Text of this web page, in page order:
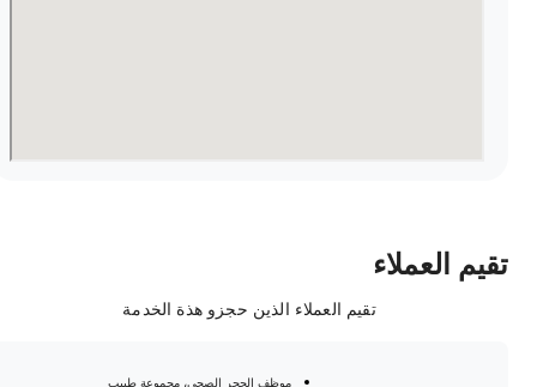
العملاء
تقيم العملاء الذين حجزو هذة الخدمة
موظف الحجر الصحي، مجموعة طبيب